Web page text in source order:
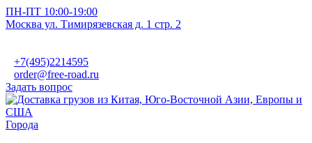
ПН-ПТ 10:00-19:00
Москва ул. Тимирязевская д. 1 стр. 2
+7(495)2214595
order@free-road.ru
Задать вопрос
Города